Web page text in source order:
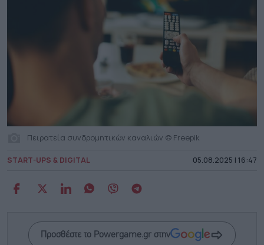
Πειρατεία συνδρομητικών καναλιών © Freepik
START-UPS & DIGITAL 05.08.2025 | 16:47
Προσθέστε το Powergame.gr στην